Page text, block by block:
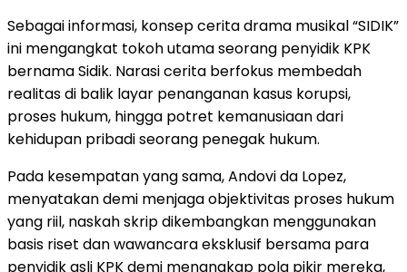
Sebagai informasi, konsep cerita drama musikal “SIDIK”
ini mengangkat tokoh utama seorang penyidik KPK
bernama Sidik. Narasi cerita berfokus membedah
realitas di balik layar penanganan kasus korupsi,
proses hukum, hingga potret kemanusiaan dari
kehidupan pribadi seorang penegak hukum.
Pada kesempatan yang sama, Andovi da Lopez,
menyatakan demi menjaga objektivitas proses hukum
yang riil, naskah skrip dikembangkan menggunakan
basis riset dan wawancara eksklusif bersama para
penyidik asli KPK demi menangkap pola pikir mereka,